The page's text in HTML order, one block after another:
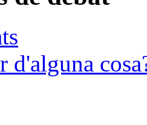
d'alguna